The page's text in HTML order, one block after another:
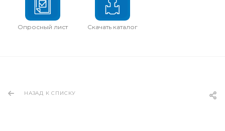
Опросный лист Скачать каталог
НАЗАД К СПИСКУ